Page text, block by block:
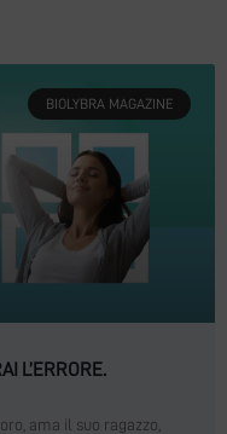
BIOLYBRA MAGAZINE
L’ERRORE.
ama il suo ragazzo,